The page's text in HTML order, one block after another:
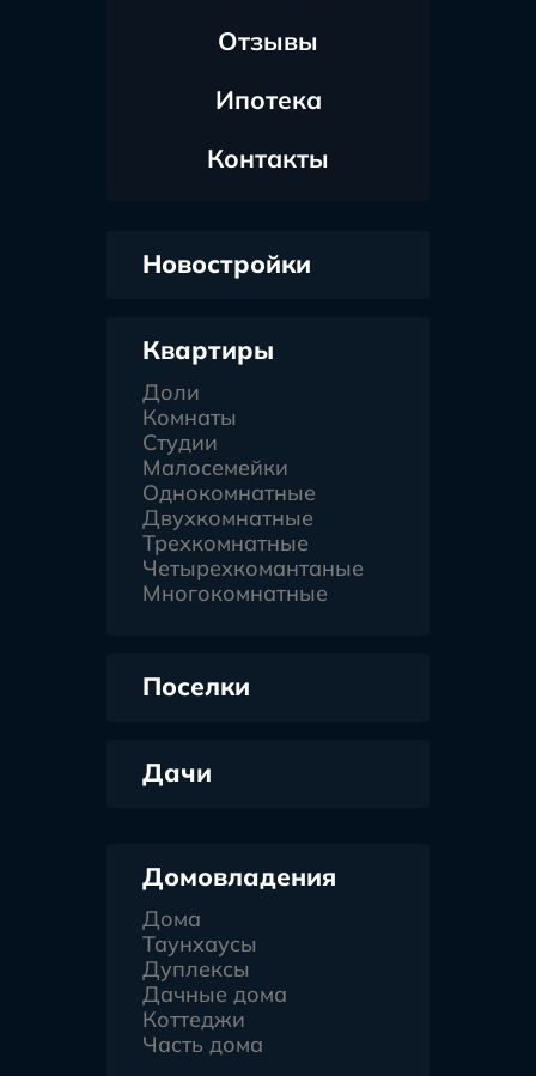
Отзывы
Ипотека
Контакты
Новостройки
Квартиры
Доли
Комнаты
Студии
Малосемейки
Однокомнатные
Двухкомнатные
Трехкомнатные
Четырехкомантаные
Многокомнатные
Поселки
Дачи
Домовладения
Дома
Таунхаусы
Дуплексы
Дачные дома
Коттеджи
Часть дома